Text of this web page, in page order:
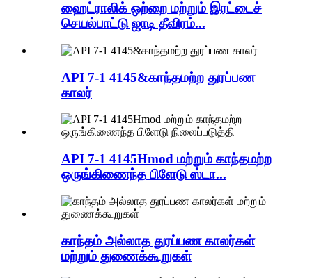
ஹைட்ராலிக் ஒற்றை மற்றும் இரட்டைச்
செயல்பாட்டு ஜாடி தீவிரம்...
API 7-1 4145&காந்தமற்ற துரப்பண
காலர்
API 7-1 4145Hmod மற்றும் காந்தமற்ற
ஒருங்கிணைந்த பிளேடு ஸ்டா...
காந்தம் அல்லாத துரப்பண காலர்கள்
மற்றும் துணைக்கூறுகள்